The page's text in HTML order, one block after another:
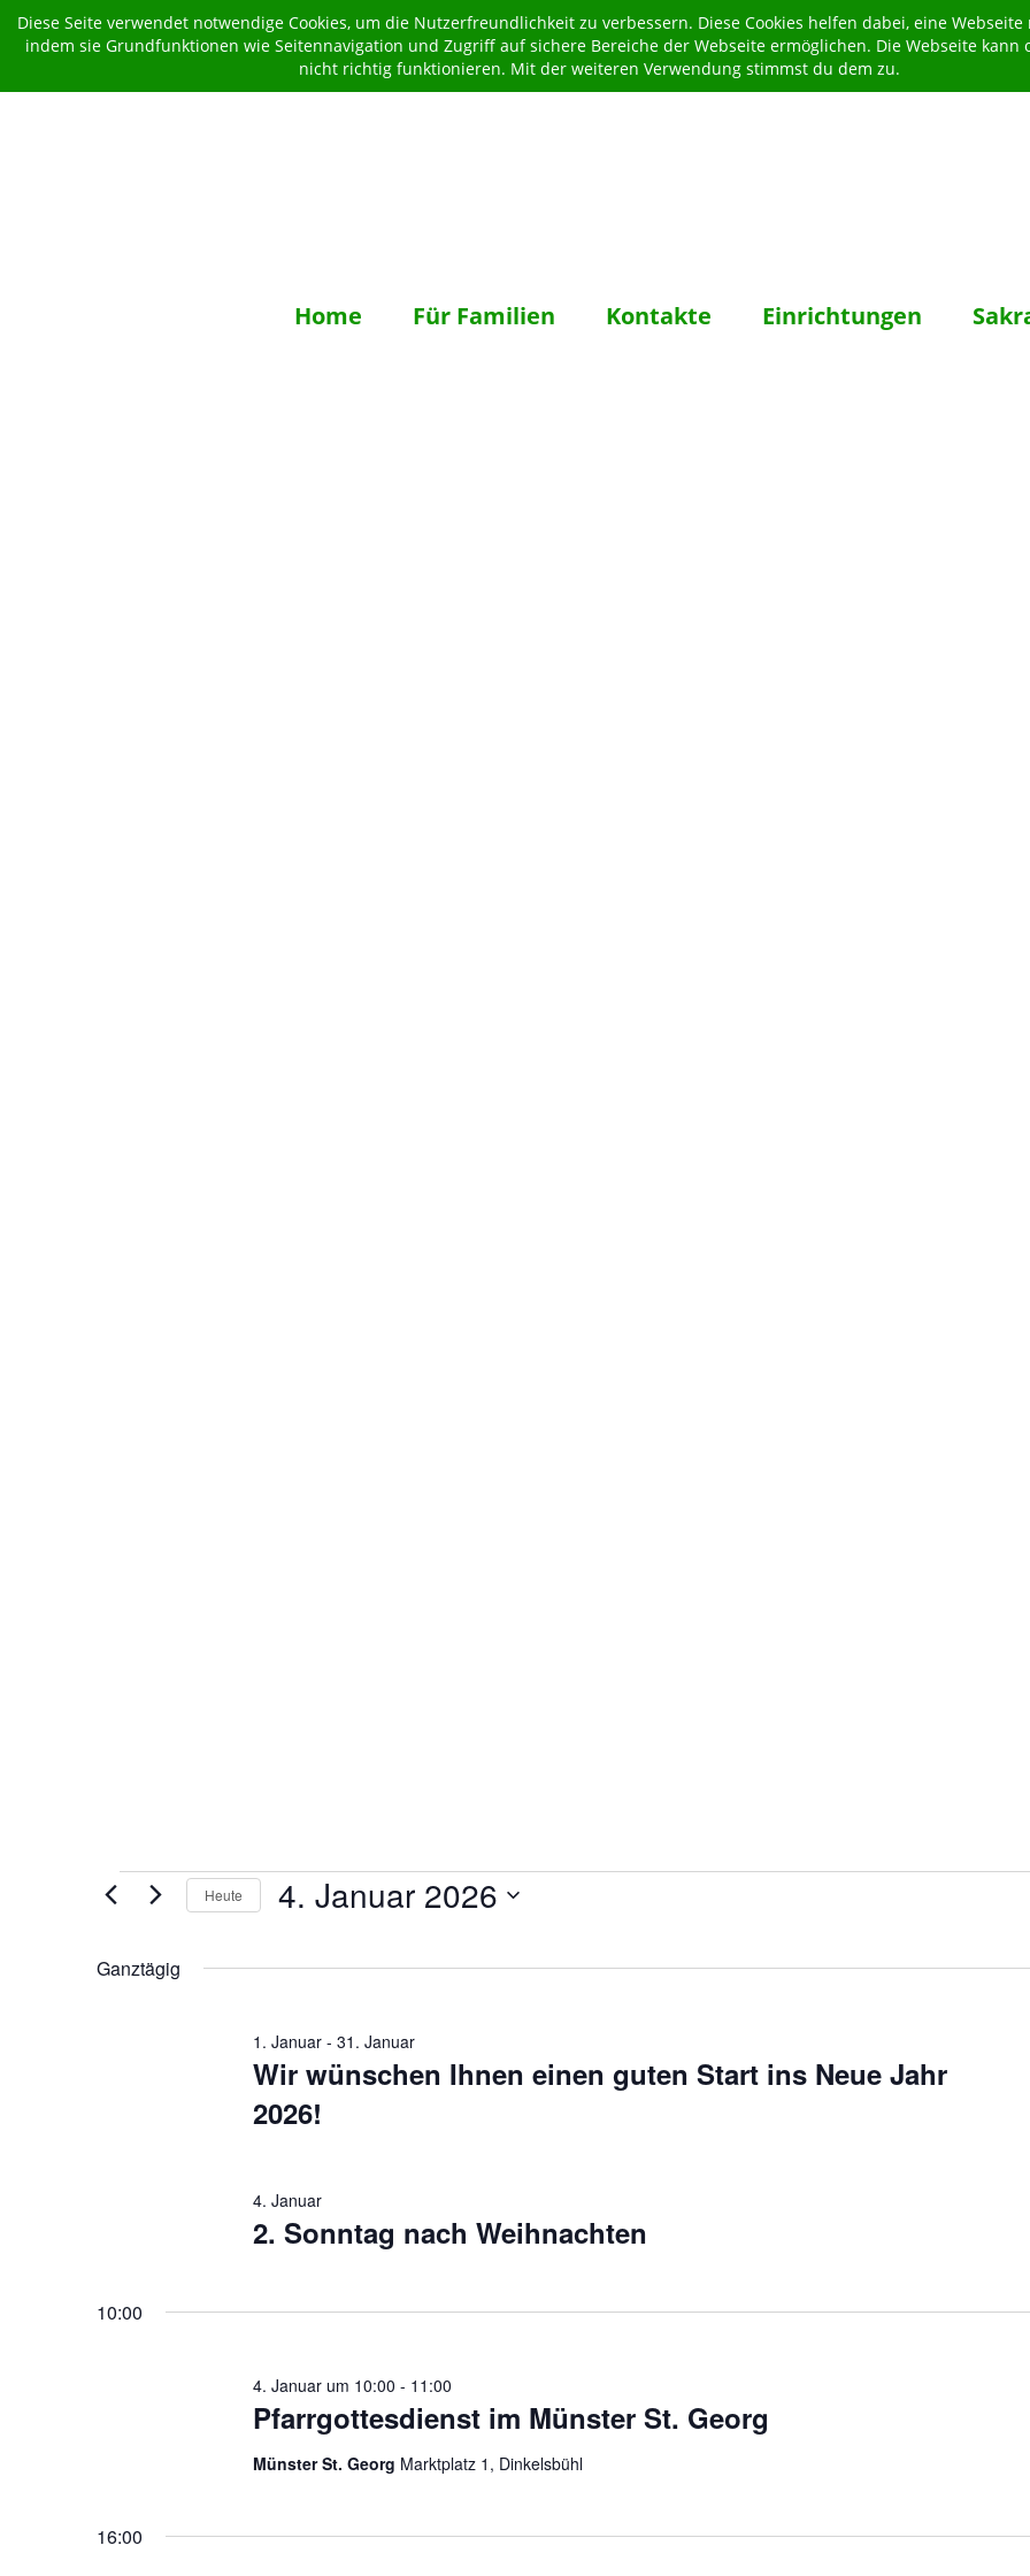
Home Für Familien Kontakte Einrichtungen
Veranstaltungen
Heute 4. Januar 2026
Ganztägig
Wir wünschen Ihnen einen guten Start ins Neue Jahr
2026!
1. Januar- 31. Januar
2. Sonntag nach Weihnachten
4. Januar
10:00
Pfarrgottesdienst im Münster St. Georg
4. Januar um 10:00 - 11:00
Münster St. Georg Marktplatz 1, Dinkelsbühl
16:00
Diese Seite verwendet notwendige Cookies, um die Nutzerfreundlichkeit zu verbessern. Diese Cookies helfen dabei, eine
indem sie Grundfunktionen wie Seitennavigation und Zugriff auf sichere Bereiche der Webseite ermöglichen. Die Webseite kann
nicht richtig funktionieren. Mit der weiteren Verwendung stimmst du dem zu.